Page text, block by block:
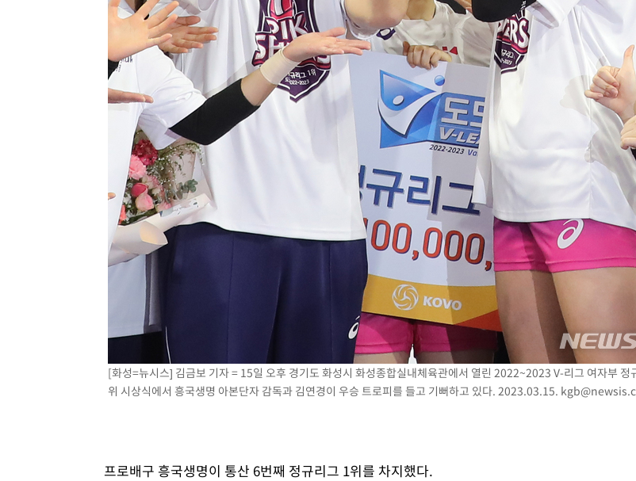
[화성=뉴시스] 김금보 기자 = 15일 오후 경기도 화성시 화성종합실내체육관에서 열린 2022~2023 V-리그 여자부 정
위 시상식에서 흥국생명 아본단자 감독과 김연경이 우승 트로피를 들고 기뻐하고 있다. 2023.03.15.
프로배구 흥국생명이 통산 6번째 정규리그 1위를 차지했다.